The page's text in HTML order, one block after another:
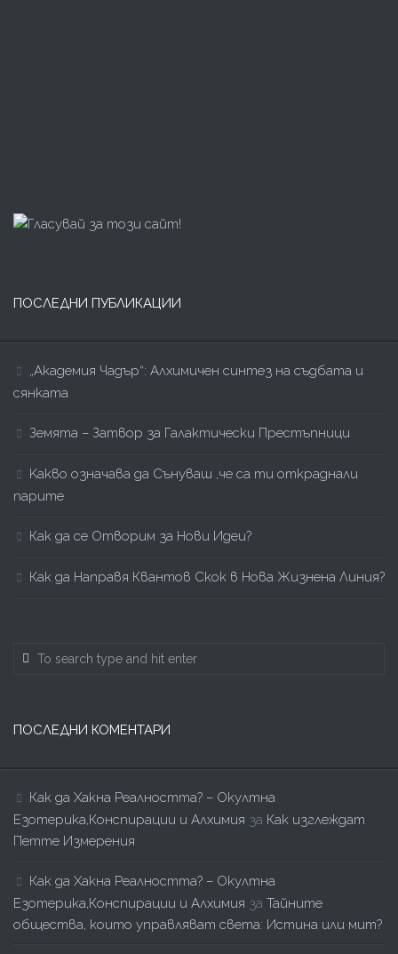
ПОСЛЕДНИ ПУБЛИКАЦИИ
„Академия Чадър“: Алхимичен синтез на съдбата и
сянката
Земята – Затвор за Галактически Престъпници
Kакво означава да Сънуваш ,че са ти откраднали
парите
Как да се Отворим за Нови Идеи?
Как да Направя Квантов Скок в Нова Жизнена Линия?
ПОСЛЕДНИ КОМЕНТАРИ
Как да Хакна Реалността? – Окултна
Езотерика,Конспирации и Алхимия за Как изглеждат
Петте Измерения
Как да Хакна Реалността? – Окултна
Езотерика,Конспирации и Алхимия за Тайните
общества, които управляват света: Истина или мит?